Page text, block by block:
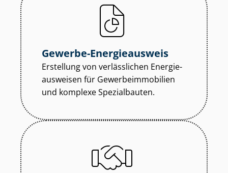
Gewerbe-Energieausweis
Erstellung von verlässlichen En­er­gie­
aus­wei­sen für Ge­wer­be­im­mo­bi­li­en
und komplexe Spezialbauten.